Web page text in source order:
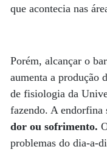
que acontecia nas
Porém, alcançar o
aumenta a produção
de fisiologia da
fazendo. A
dor ou sofrimento.
problemas do dia-a-